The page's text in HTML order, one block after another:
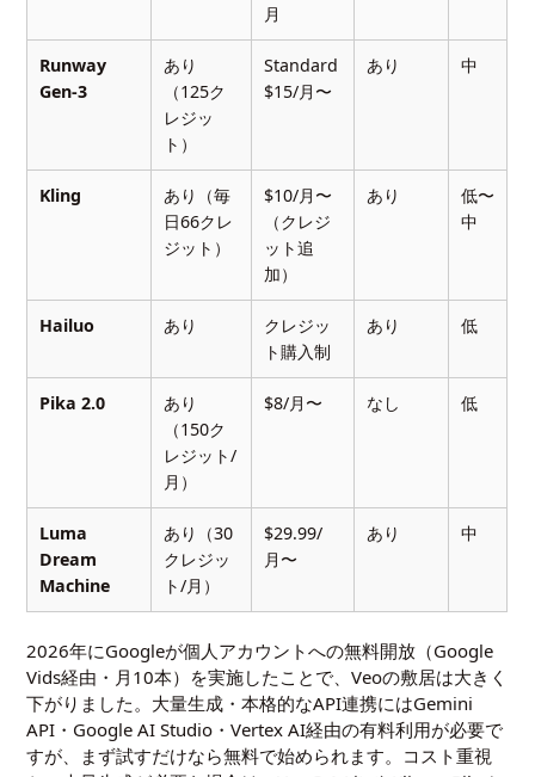
月
Runway
Gen-3
あり
（125ク
レジッ
ト）
Standard
$15/月〜
あり 中
Kling
あり（毎
日66クレ
ジット）
$10/月〜
（クレジ
ット追
加）
あり
低〜
中
Hailuo あり
クレジッ
ト購入制
あり 低
Pika 2.0
あり
（150ク
レジット/
月）
$8/月〜 なし 低
Luma
Dream
Machine
あり（30
クレジッ
ト/月）
$29.99/
月〜
あり 中
2026年にGoogleが個人アカウントへの無料開放（Google
Vids経由・月10本）を実施したことで、Veoの敷居は大きく
下がりました。大量生成・本格的なAPI連携にはGemini
API・Google AI Studio・Vertex AI経由の有料利用が必要で
すが、まず試すだけなら無料で始められます。コスト重視